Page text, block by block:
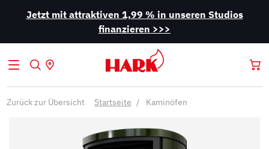
Jetzt mit attraktiven 1,99 % in unseren Studios
finanzieren >>>
Zurück zur Übersicht Startseite Kaminöfen